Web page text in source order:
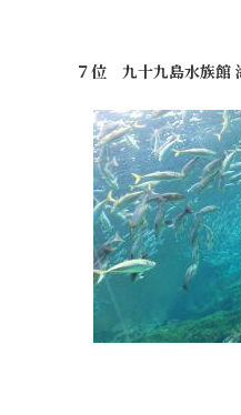
７位 九十九島水族館